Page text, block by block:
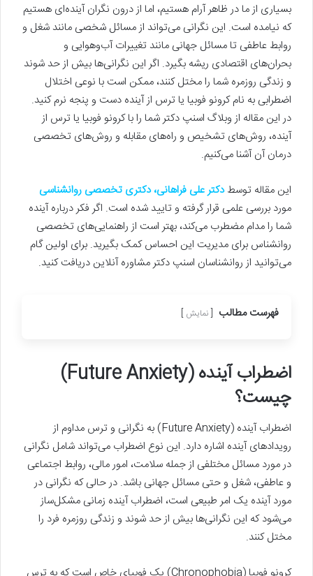
بسیاری از ما در ظاهر آرام هستیم، اما از درون نگران آینده‌ای هستیم
که نیامده است. این نگرانی می‌تواند از مسائل شخصی مانند شغل و
روابط عاطفی تا مسائل جهانی مانند تغییرات آب‌وهوایی و
بحران‌های اقتصادی ریشه بگیرد. اگر این نگرانی‌ها بیش از حد شوند
و زندگی روزمره شما را مختل کنند، ممکن است با نوعی اختلال
اضطرابی به نام کرونو فوبیا یا ترس از آینده دست و پنجه نرم کنید.
در این مقاله از وبلاگ اسنپ دکتر شما را با کرونو فوبیا یا ترس از
آینده، روش‌های تشخیص و راه‌های مقابله و روش‌های تخصصی
درمان آن آشنا می‌کنیم.
این مقاله توسطدکتر علی فراهانی، دکتری تخصصی روانشناسی
مورد بررسی علمی قرار گرفته و تایید شده است. اگر فکر درباره آینده
شما را مدام مضطرب می‌کند، بهتر است از راهنمایی‌های تخصصی
روانشناس برای مدیریت این احساس کمک بگیرید. برای اولین گام
می‌توانید از روانشناسان اسنپ دکتر مشاوره آنلاین دریافت کنید.
فهرست مطالب نمایش
اضطراب آینده (Future Anxiety)
چیست؟
اضطراب آینده (Future Anxiety) به نگرانی و ترس مداوم از
رویدادهای آینده اشاره دارد. این نوع اضطراب می‌تواند شامل نگرانی
در مورد مسائل مختلفی از جمله سلامت، امور مالی، روابط اجتماعی
و عاطفی، شغل و حتی مسائل جهانی باشد. در حالی که نگرانی در
مورد آینده یک امر طبیعی است، اضطراب آینده زمانی مشکل‌ساز
می‌شود که این نگرانی‌ها بیش از حد شوند و زندگی روزمره فرد را
مختل کنند.